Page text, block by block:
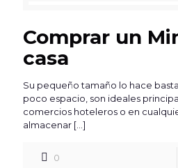
Comprar un
casa
Su pequeño tamaño lo hace
poco espacio, son ideales
comercios hoteleros o en
almacenar […]
0